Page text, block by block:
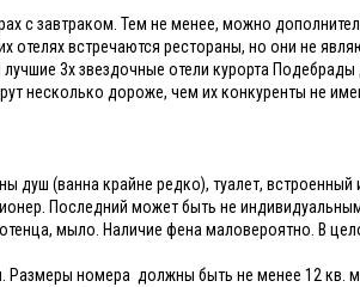
с завтраком. Тем не менее, можно
отелях встречаются рестораны, но они не
3х звездочные отели курорта Подебрады
несколько дороже, чем их конкуренты не
душ (ванна крайне редко), туалет,
Последний может быть не
мыло. Наличие фена маловероятно. В
Размеры номера должны быть не менее 12 кв.